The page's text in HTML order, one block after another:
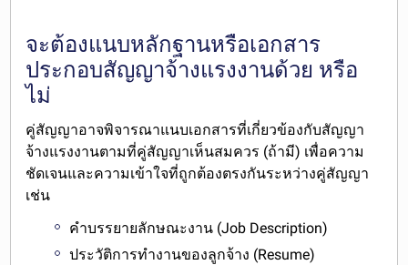
จะต้องแนบหลักฐานหรือเอกสาร
ประกอบสัญญาจ้างแรงงานด้วย หรือ
ไม่
คู่สัญญาอาจพิจารณาแนบเอกสารที่เกี่ยวข้องกับสัญญา
จ้างแรงงานตามที่คู่สัญญาเห็นสมควร (ถ้ามี) เพื่อความ
ชัดเจนและความเข้าใจที่ถูกต้องตรงกันระหว่างคู่สัญญา
เช่น
คำบรรยายลักษณะงาน (Job Description)
ประวัติการทำงานของลูกจ้าง (Resume)